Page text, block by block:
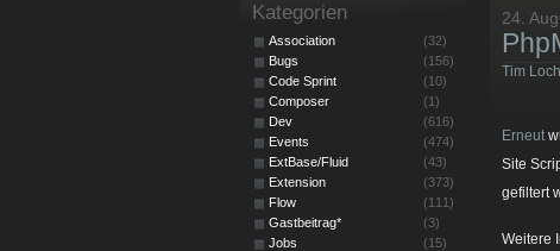
24.
Tim
Erneut
Site
gefiltert
Weitere
Kategorien
Association
(32)
Bugs
(156)
Code Sprint
(10)
Composer
(1)
Dev
(616)
Events
(474)
ExtBase/Fluid
(43)
Extension
(373)
Flow
(111)
Gastbeitrag*
(3)
Jobs
(15)